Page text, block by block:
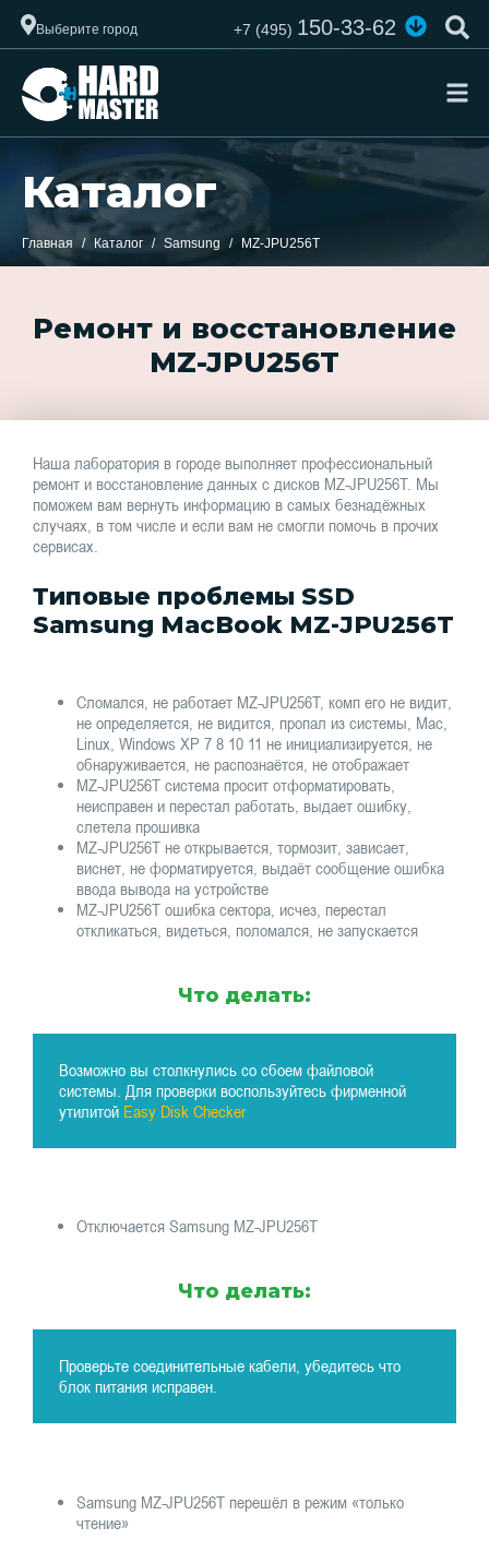
Выберите город +7 (495)150-33-62
Каталог
Главная Каталог Samsung MZ-JPU256T
Ремонт и восстановление
MZ-JPU256T
Наша лаборатория в городе выполняет профессиональный
ремонт и восстановление данных с дисков MZ-JPU256T. Мы
поможем вам вернуть информацию в самых безнадёжных
случаях, в том числе и если вам не смогли помочь в прочих
сервисах.
Типовые проблемы SSD
Samsung MacBook MZ-JPU256T
Сломался, не работает MZ-JPU256T, комп его не видит,
не определяется, не видится, пропал из системы, Mac,
Linux, Windows XP 7 8 10 11 не инициализируется, не
обнаруживается, не распознаётся, не отображает
MZ-JPU256T система просит отформатировать,
неисправен и перестал работать, выдает ошибку,
слетела прошивка
MZ-JPU256T не открывается, тормозит, зависает,
виснет, не форматируется, выдаёт сообщение ошибка
ввода вывода на устройстве
MZ-JPU256T ошибка сектора, исчез, перестал
откликаться, видеться, поломался, не запускается
Что делать:
Возможно вы столкнулись со сбоем файловой
системы. Для проверки воспользуйтесь фирменной
утилитой Easy Disk Checker
Отключается Samsung MZ-JPU256T
Что делать:
Проверьте соединительные кабели, убедитесь что
блок питания исправен.
Samsung MZ-JPU256T перешёл в режим «только
чтение»